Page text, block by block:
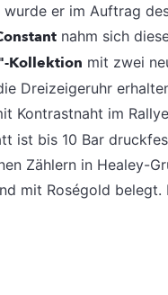
er im Auftrag
nahm sich
Kollektion mit zwei
Dreizeigeruhr
Kontrastnaht im
ist bis 10 Bar
Zählern in Healey-
mit Roségold